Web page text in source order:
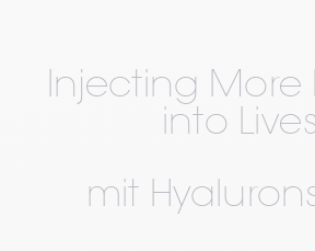
Injecting More
into
mit